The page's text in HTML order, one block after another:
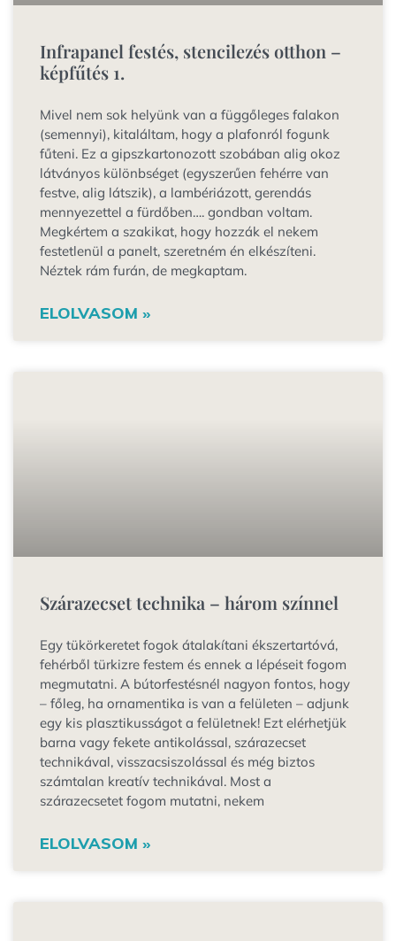
Infrapanel festés, stencilezés otthon –
képfűtés 1.
Mivel nem sok helyünk van a függőleges falakon
(semennyi), kitaláltam, hogy a plafonról fogunk
fűteni. Ez a gipszkartonozott szobában alig okoz
látványos különbséget (egyszerűen fehérre van
festve, alig látszik), a lambériázott, gerendás
mennyezettel a fürdőben…. gondban voltam.
Megkértem a szakikat, hogy hozzák el nekem
festetlenül a panelt, szeretném én elkészíteni.
Néztek rám furán, de megkaptam.
ELOLVASOM »
Szárazecset technika – három színnel
Egy tükörkeretet fogok átalakítani ékszertartóvá,
fehérből türkizre festem és ennek a lépéseit fogom
megmutatni. A bútorfestésnél nagyon fontos, hogy
– főleg, ha ornamentika is van a felületen – adjunk
egy kis plasztikusságot a felületnek! Ezt elérhetjük
barna vagy fekete antikolással, szárazecset
technikával, visszacsiszolással és még biztos
számtalan kreatív technikával. Most a
szárazecsetet fogom mutatni, nekem
ELOLVASOM »